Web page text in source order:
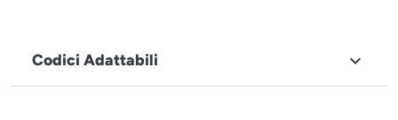
Codici Adattabili 